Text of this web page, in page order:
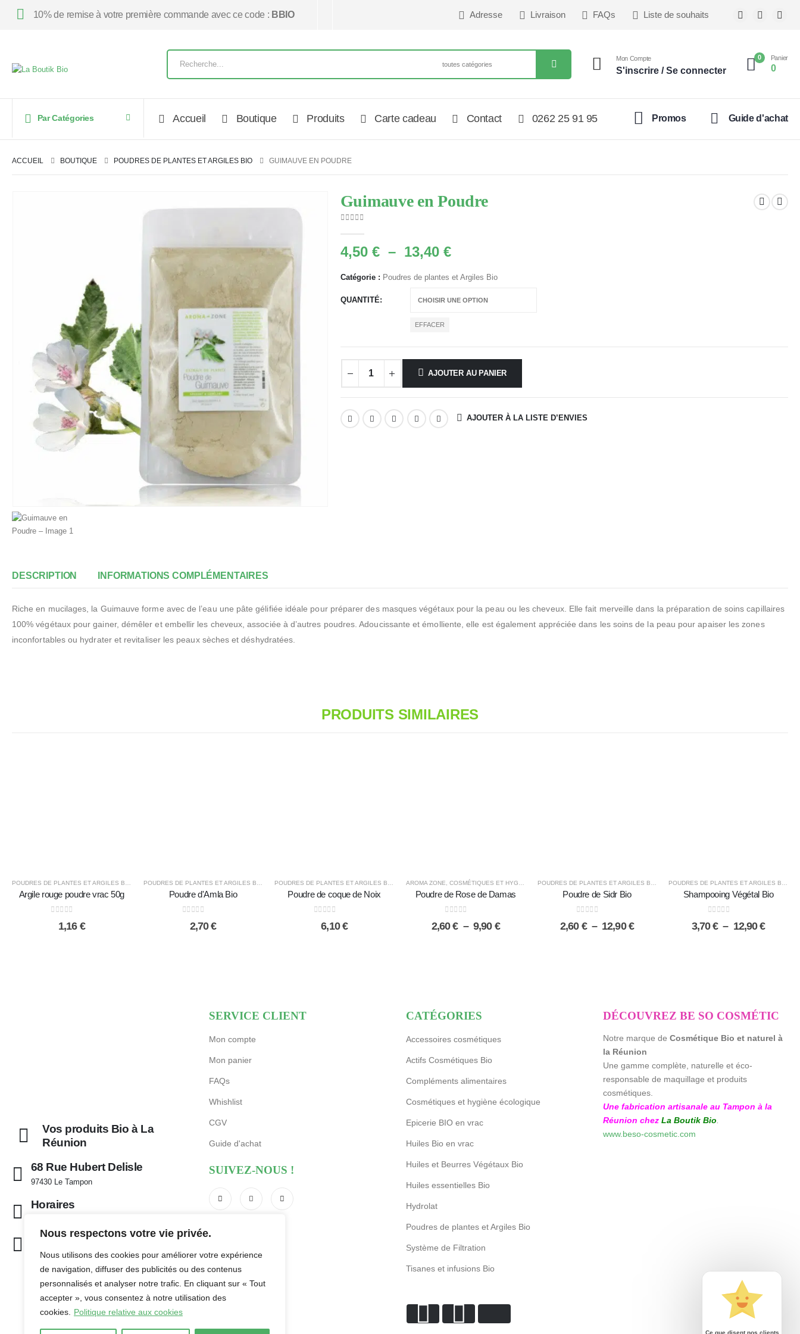
Nous respectons votre vie privée.
Nous utilisons des cookies pour améliorer votre expérience
de navigation, diffuser des publicités ou des contenus
personnalisés et analyser notre trafic. En cliquant sur « Tout
accepter », vous consentez à notre utilisation des
cookies.
Politique relative aux cookies
10% de remise à votre première commande avec ce code : BBIO Adresse Livraison FAQs Liste de souhaits
Mon Compte
S'inscrire / Se connecter
0 Panier
0
Par Catégories Accueil Boutique Produits Carte cadeau Contact 0262 25 91 95 Promos Guide d'achat
ACCUEIL BOUTIQUE POUDRES DE PLANTES ET ARGILES BIO GUIMAUVE EN POUDRE
Guimauve en Poudre
4,50 € – 13,40 €Plage
prix :
4,50 €
Catégorie : Poudres de plantes et Argiles Bio
QUANTITÉ
EFFACER
AJOUTER AU PANIER
AJOUTER À LA LISTE D’ENVIES
DESCRIPTION INFORMATIONS COMPLÉMENTAIRES
Riche en mucilages, la Guimauve forme avec de l’eau une pâte gélifiée idéale pour préparer des masques végétaux pour la peau ou les cheveux. Elle fait merveille dans la préparation de soins capillaires
100% végétaux pour gainer, démêler et embellir les cheveux, associée à d’autres poudres. Adoucissante et émolliente, elle est également appréciée dans les soins de la peau pour apaiser les zones
inconfortables ou hydrater et revitaliser les peaux sèches et déshydratées.
PRODUITS SIMILAIRES
POUDRES DE PLANTES ET ARGILES BIO
Argile rouge poudre vrac 50g
1,16 €
POUDRES DE PLANTES ET ARGILES BIO
Poudre d'Amla Bio
2,70€
POUDRES DE PLANTES ET ARGILES BIO
Poudre de coque de Noix
6,10€
AROMA ZONE, COSMÉTIQUES ET HYGIÈNE ÉCOLOGIQUE , POUDRES DE PLANTES ET ARGILES BIO
Poudre de Rose de Damas
2,60€ – 9,90 €Plage
POUDRES DE PLANTES ET ARGILES BIO
Poudre de Sidr Bio
2,60 € – 12,90€Plage
POUDRES DE PLANTES ET ARGILES BIO
Shampooing Végétal Bio
3,70€ – 12,90€Plage
Vos produits Bio à La
Réunion
68 Rue Hubert Delisle
97430 Le Tampon
Horaires
SERVICE CLIENT
Mon compte
Mon panier
FAQs
Whishlist
CGV
Guide d'achat
SUIVEZ-NOUS !
CATÉGORIES
Accessoires cosmétiques
Actifs Cosmétiques Bio
Compléments alimentaires
Cosmétiques et hygiène écologique
Epicerie BIO en vrac
Huiles Bio en vrac
Huiles et Beurres Végétaux Bio
Huiles essentielles Bio
Hydrolat
Poudres de plantes et Argiles Bio
Système de Filtration
Tisanes et infusions Bio
DÉCOUVREZ BE SO COSMÉTIC
Notre marque de Cosmétique Bio et naturel à
la Réunion
Une gamme complète, naturelle et éco-
responsable de maquillage et produits
cosmétiques.
Une fabrication artisanale au Tampon à la
Réunion chez La Boutik Bio
www.beso-cosmetic.com
Ce que disent nos clients